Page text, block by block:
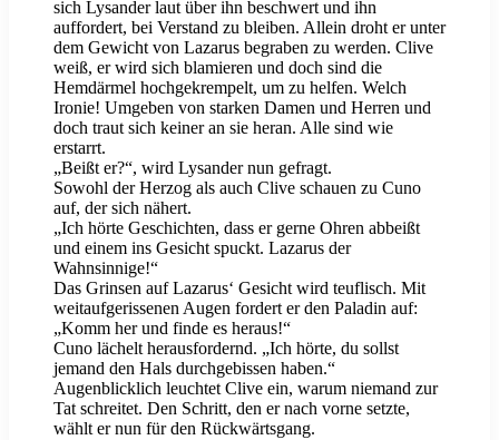
sich Lysander laut über ihn beschwert und ihn
auffordert, bei Verstand zu bleiben. Allein droht er unter
dem Gewicht von Lazarus begraben zu werden. Clive
weiß, er wird sich blamieren und doch sind die
Hemdärmel hochgekrempelt, um zu helfen. Welch
Ironie! Umgeben von starken Damen und Herren und
doch traut sich keiner an sie heran. Alle sind wie
erstarrt.
„Beißt er?“, wird Lysander nun gefragt.
Sowohl der Herzog als auch Clive schauen zu Cuno
auf, der sich nähert.
„Ich hörte Geschichten, dass er gerne Ohren abbeißt
und einem ins Gesicht spuckt. Lazarus der
Wahnsinnige!“
Das Grinsen auf Lazarus‘ Gesicht wird teuflisch. Mit
weitaufgerissenen Augen fordert er den Paladin auf:
„Komm her und finde es heraus!“
Cuno lächelt herausfordernd. „Ich hörte, du sollst
jemand den Hals durchgebissen haben.“
Augenblicklich leuchtet Clive ein, warum niemand zur
Tat schreitet. Den Schritt, den er nach vorne setzte,
wählt er nun für den Rückwärtsgang.